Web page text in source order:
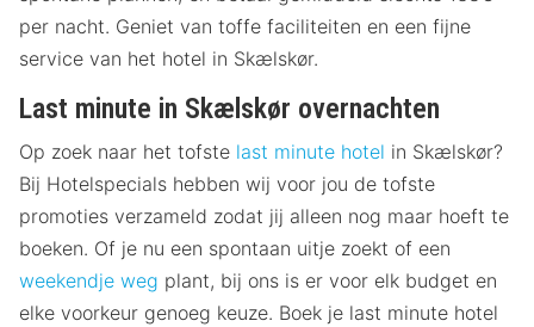
per nacht. Geniet van toffe faciliteiten en een fijne
service van het hotel in Skælskør.
Last minute in Skælskør overnachten
Op zoek naar het tofste last minute hotel in Skælskør?
Bij Hotelspecials hebben wij voor jou de tofste
promoties verzameld zodat jij alleen nog maar hoeft te
boeken. Of je nu een spontaan uitje zoekt of een
weekendje weg plant, bij ons is er voor elk budget en
elke voorkeur genoeg keuze. Boek je last minute hotel